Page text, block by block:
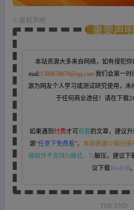
版权声明
重要声明
本站资源大多来自网络，如有侵犯
mail:1589650676@qq.com 我们会第一时
源为网友个人学习或测试研究使用，未
于任何商业途径！请在下载
如果遇到 付费才可 观看 的文章，建议升
源“任意下免费看”。 本站资源少部分采
缩软件不支持7z格式，7z解压，建议下
议下载WinRAR。
THE END